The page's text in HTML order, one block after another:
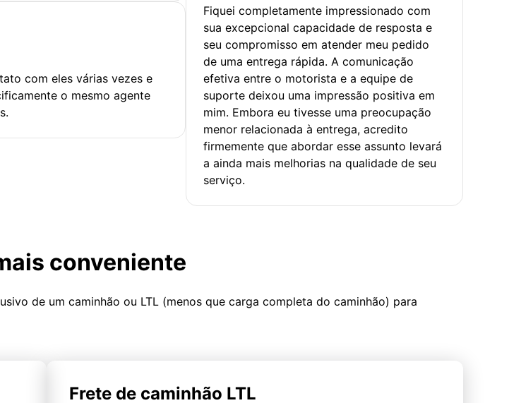
com eles várias vezes e
o mesmo agente
Fiquei completamente impressionado com
sua excepcional capacidade de resposta e
seu compromisso em atender meu pedido
de uma entrega rápida. A comunicação
efetiva entre o motorista e a equipe de
suporte deixou uma impressão positiva em
mim. Embora eu tivesse uma preocupação
menor relacionada à entrega, acredito
firmemente que abordar esse assunto levará
a ainda mais melhorias na qualidade de seu
serviço.
conveniente
de um caminhão ou LTL (menos que carga completa do caminhão) para
Frete de caminhão LTL